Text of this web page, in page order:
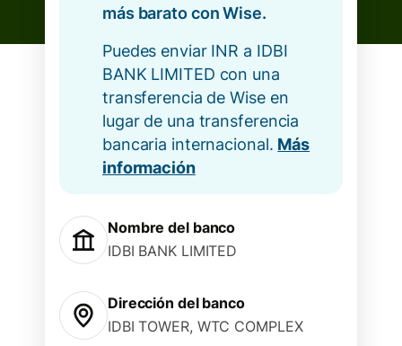
más barato con Wise.
Puedes enviar INR a IDBI
BANK LIMITED con una
transferencia de Wise en
lugar de una transferencia
bancaria internacional. Más
información
Nombre del banco
IDBI BANK LIMITED
Dirección del banco
IDBI TOWER, WTC COMPLEX